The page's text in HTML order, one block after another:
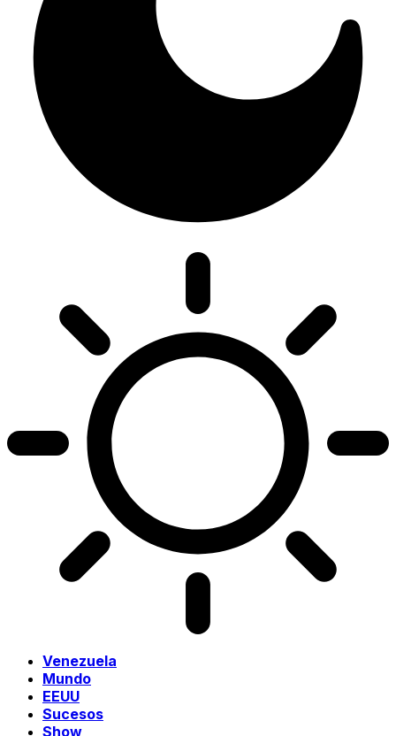
Venezuela
Mundo
EEUU
Sucesos
Show